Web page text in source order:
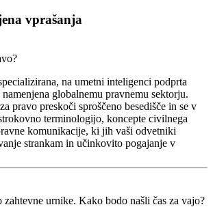
vprašanja
na umetni inteligenci podprta
globalnemu pravnemu sektorju.
pravo preskoči sproščeno besedišče in se v
terminologijo, koncepte civilnega
komunikacije, ki jih vaši odvetniki
strankam in učinkovito pogajanje v
urnike. Kako bodo našli čas za vajo?